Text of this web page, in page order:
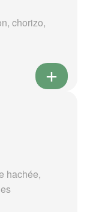
chorizo,
hachée,